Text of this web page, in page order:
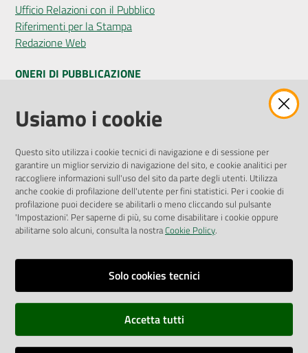
Ufficio Relazioni con il Pubblico
Riferimenti per la Stampa
Redazione Web
ONERI DI PUBBLICAZIONE
Amministrazione Trasparente
Pubblicità legale
Privacy Policy
Attuazione Misure PNRR
Liste di Attesa
ENTI, IMPRESE E PARTNER
Fatturazione Elettronica
Richiesta Patrocinio
Usiamo i cookie
Questo sito utilizza i cookie tecnici di navigazione e di sessione per
garantire un miglior servizio di navigazione del sito, e cookie analitici per
raccogliere informazioni sull'uso del sito da parte degli utenti. Utilizza
anche cookie di profilazione dell'utente per fini statistici. Per i cookie di
profilazione puoi decidere se abilitarli o meno cliccando sul pulsante
'Impostazioni'. Per saperne di più, su come disabilitare i cookie oppure
abilitarne solo alcuni, consulta la nostraCookie Policy.
Solo cookies tecnici
Accetta tutti